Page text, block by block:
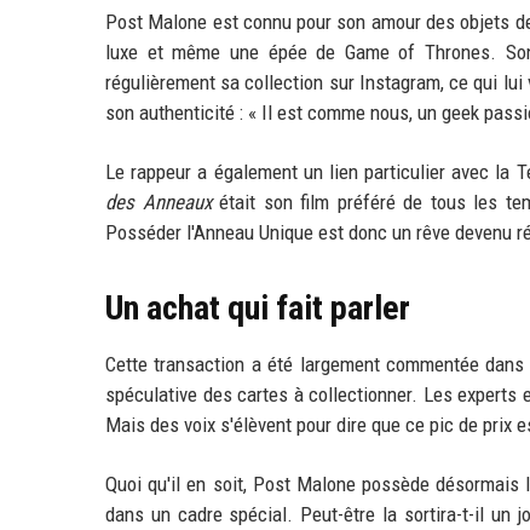
Post Malone est connu pour son amour des objets
luxe et même une épée de Game of Thrones.
régulièrement sa collection sur Instagram, ce qui
son authenticité : « Il est comme nous, un geek
Le rappeur a également un lien particulier avec la
des Anneauxétait son film préféré de tous les
Posséder l'Anneau Unique est donc un rêve devenu
Un achat qui fait parler
Cette transaction a été largement commentée
spéculative des cartes à collectionner. Les experts
Mais des voix s'élèvent pour dire que ce pic de prix
Quoi qu'il en soit, Post Malone possède
dans un cadre spécial. Peut-être la sortira-t-il un